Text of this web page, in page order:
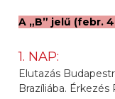
A „B” jelű (febr.
1. NAP:
Elutazás
Brazíliába.